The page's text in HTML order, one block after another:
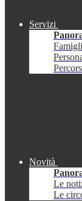
Servizi
Novità
Le
Le